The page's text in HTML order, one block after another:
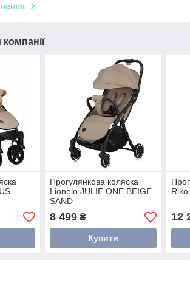
компанії
Прогулянкова коляска
Lionelo JULIE ONE BEIGE
SAND
8 499₴
Купити
12